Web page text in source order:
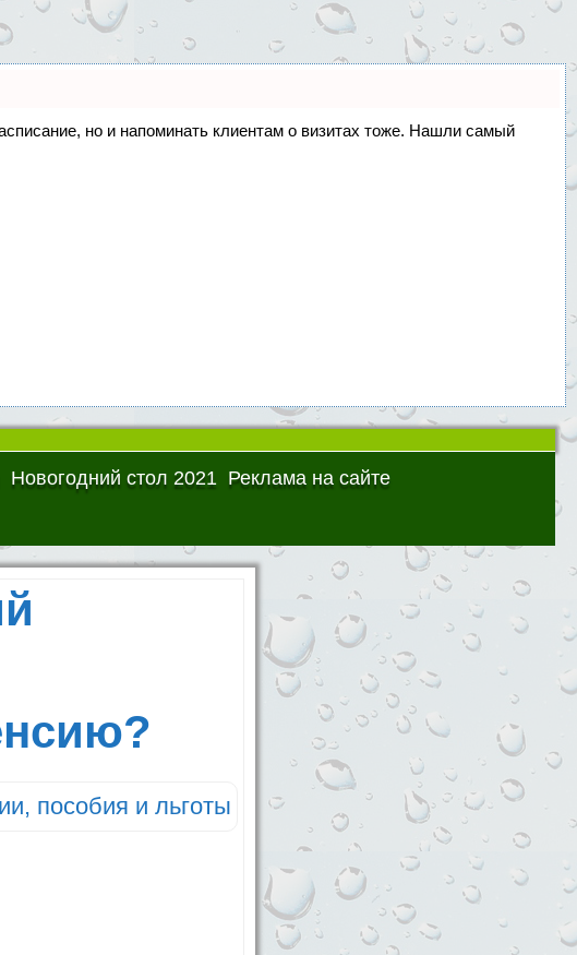
но и напоминать клиентам о визитах тоже. Нашли самый
Новогодний стол 2021 Реклама на сайте
пособия и льготы